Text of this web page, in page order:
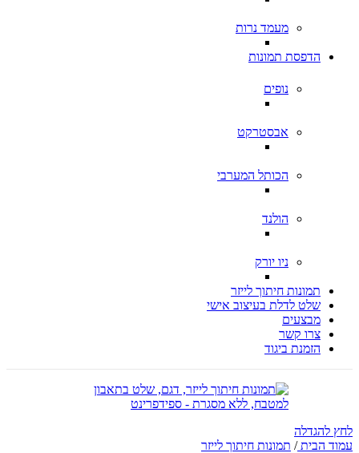
מעמד נרות
הדפסת תמונות
נופים
אבסטרקט
הכותל המערבי
הולנד
ניו יורק
תמונות חיתוך לייזר
שלט לדלת בעיצוב אישי
מבצעים
צרו קשר
הזמנת ביגוד
לחץ להגדלה
עמוד הבית/ תמונות חיתוך לייזר